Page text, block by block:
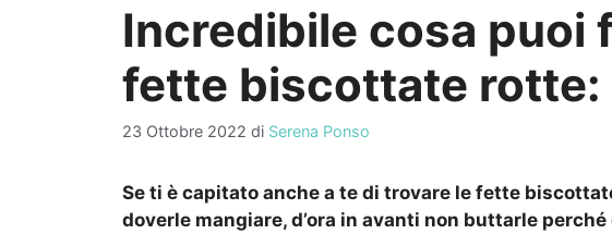
Incredibile cosa puoi
fette biscottate rotte:
23 Ottobre 2022 di Serena Ponso
Se ti è capitato anche a te di trovare le fette
doverle mangiare, d’ora in avanti non buttarle